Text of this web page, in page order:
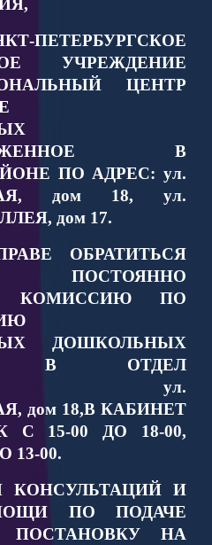
ПЕТЕРБУРГСКОЕ
УЧРЕЖДЕНИЕ
ЦЕНТР
В
ПО АДРЕС: ул.
дом 18, ул.
дом 17.
ОБРАТИТЬСЯ
КОМИССИЮ ПО
ДОШКОЛЬНЫХ
В ОТДЕЛ
ул.
дом 18,В КАБИНЕТ
15-00 ДО 18-00,
13-00.
КОНСУЛЬТАЦИЙ И
ПО ПОДАЧЕ
ПОСТАНОВКУ НА